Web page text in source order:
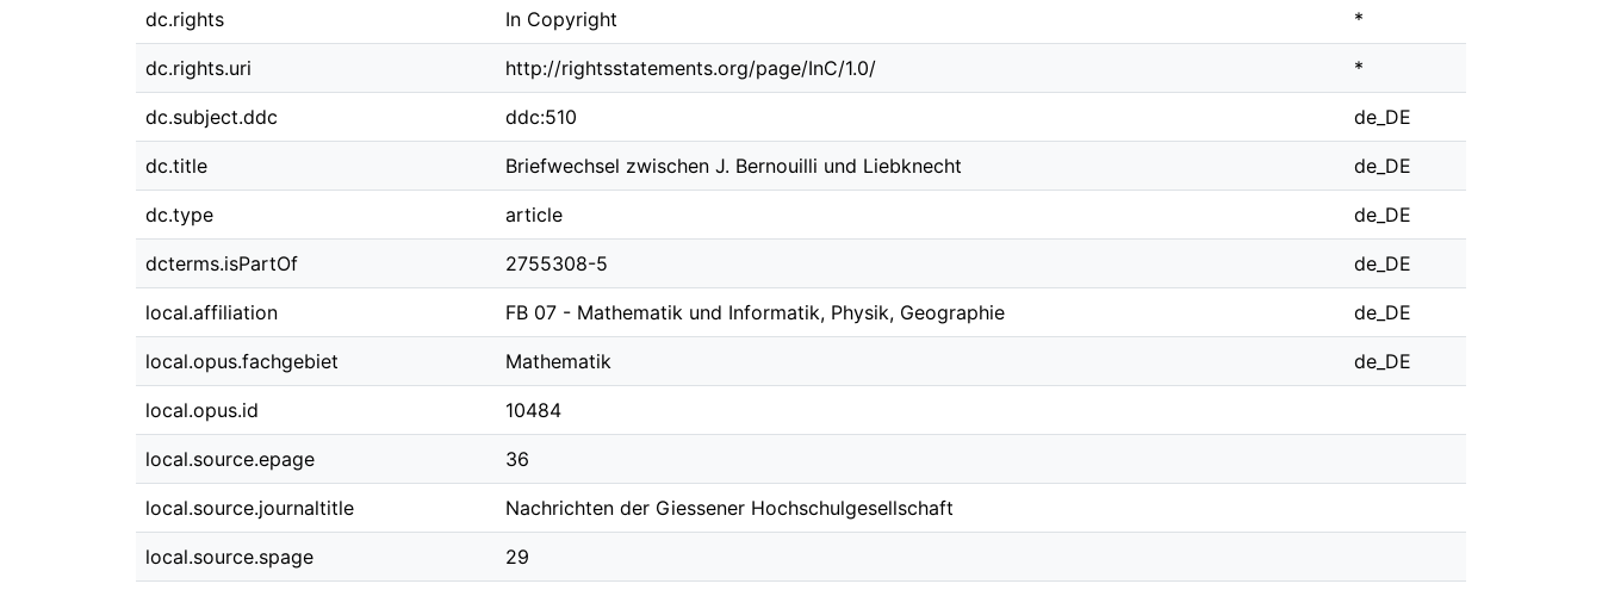
dc.rights In Copyright *
dc.rights.uri http://rightsstatements.org/page/InC/1.0/ *
dc.subject.ddc ddc:510 de_DE
dc.title Briefwechsel zwischen J. Bernouilli und Liebknecht de_DE
dc.type article de_DE
dcterms.isPartOf 2755308-5 de_DE
local.affiliation FB 07 - Mathematik und Informatik, Physik, Geographie de_DE
local.opus.fachgebiet Mathematik de_DE
local.opus.id 10484
local.source.epage 36
local.source.journaltitle Nachrichten der Giessener Hochschulgesellschaft
local.source.spage 29